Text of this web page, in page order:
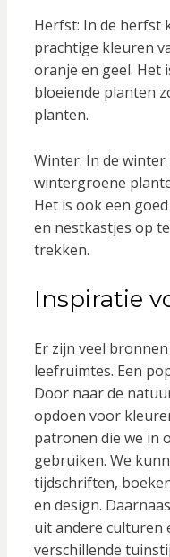
Herfst: In de herfst
prachtige kleuren
oranje en geel. Het
bloeiende planten
planten.
Winter: In de
wintergroene
Het is ook een
en nestkastjes op
trekken.
Inspiratie
Er zijn veel
leefruimtes. Een
Door naar de
opdoen voor
patronen die we in
gebruiken. We
tijdschriften,
en design.
uit andere culturen
verschillende